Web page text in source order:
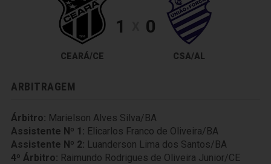
CEARÁ/CE
1 0
CSA/AL
ARBITRAGEM
Árbitro: Marielson Alves Silva/BA
Assistente Nº 1: Elicarlos Franco de Oliveira/BA
Assistente Nº 2: Luanderson Lima dos Santos/BA
4º Árbitro: Raimundo Rodrigues de Oliveira Junior/CE